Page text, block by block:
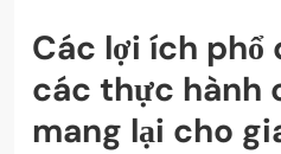
Các lợi ích phổ
các thực hành
mang lại cho